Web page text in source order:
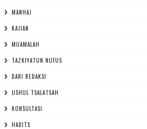
MANHAJ
KAJIAN
MUAMALAH
TAZKIYATUN NUFUS
DARI REDAKSI
USHUL TSALATSAH
KONSULTASI
HADITS